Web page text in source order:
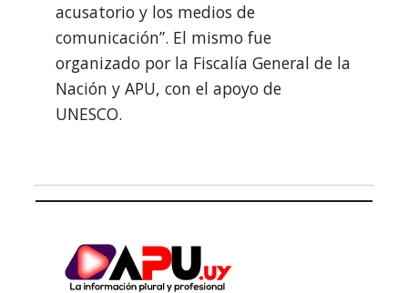
acusatorio y los medios de
comunicación”. El mismo fue
organizado por la Fiscalía General de la
Nación y APU, con el apoyo de
UNESCO.